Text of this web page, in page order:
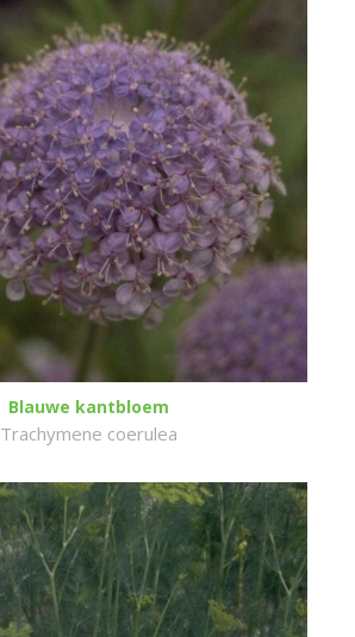
Blauwe kantbloem
Trachymene coerulea